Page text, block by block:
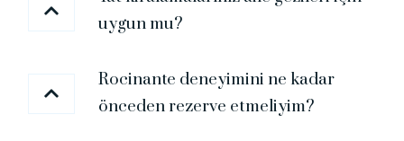
uygun mu?
Rocinante deneyimini ne kadar
önceden rezerve etmeliyim?